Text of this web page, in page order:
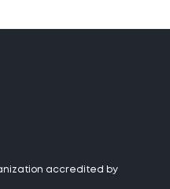
accredited by